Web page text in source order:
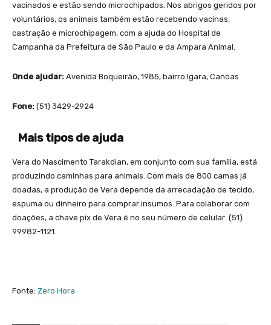
vacinados e estão sendo microchipados. Nos abrigos geridos por
voluntários, os animais também estão recebendo vacinas,
castração e microchipagem, com a ajuda do Hospital de
Campanha da Prefeitura de São Paulo e da Ampara Animal.
Onde ajudar: Avenida Boqueirão, 1985, bairro Igara, Canoas
Fone: (51) 3429-2924
Mais tipos de ajuda
Vera do Nascimento Tarakdian, em conjunto com sua família, está
produzindo caminhas para animais. Com mais de 800 camas já
doadas, a produção de Vera depende da arrecadação de tecido,
espuma ou dinheiro para comprar insumos. Para colaborar com
doações, a chave pix de Vera é no seu número de celular: (51)
99982-1121.
Fonte: Zero Hora